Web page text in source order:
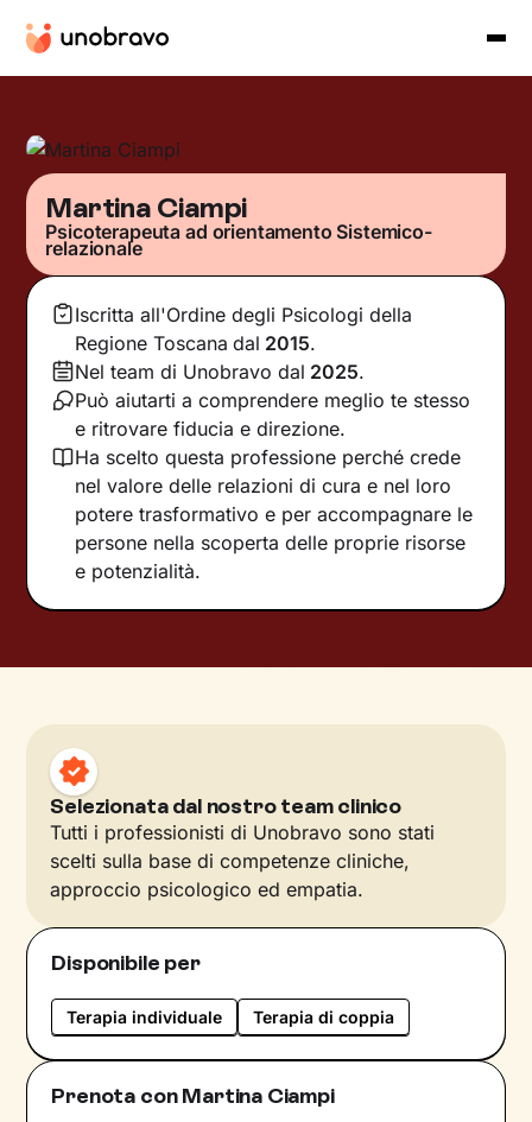
Martina Ciampi
Psicoterapeuta ad orientamento Sistemico-
relazionale
Iscritta all'Ordine degli Psicologi della
Regione Toscana dal 2015.
Nel team di Unobravo dal 2025.
Può aiutarti a comprendere meglio te stesso
e ritrovare fiducia e direzione.
Ha scelto questa professione perché crede
nel valore delle relazioni di cura e nel loro
potere trasformativo e per accompagnare le
persone nella scoperta delle proprie risorse
e potenzialità.
Selezionata dal nostro team clinico
Tutti i professionisti di Unobravo sono stati
scelti sulla base di competenze cliniche,
approccio psicologico ed empatia.
Disponibile per
Terapia individuale Terapia di coppia
Prenota con Martina Ciampi